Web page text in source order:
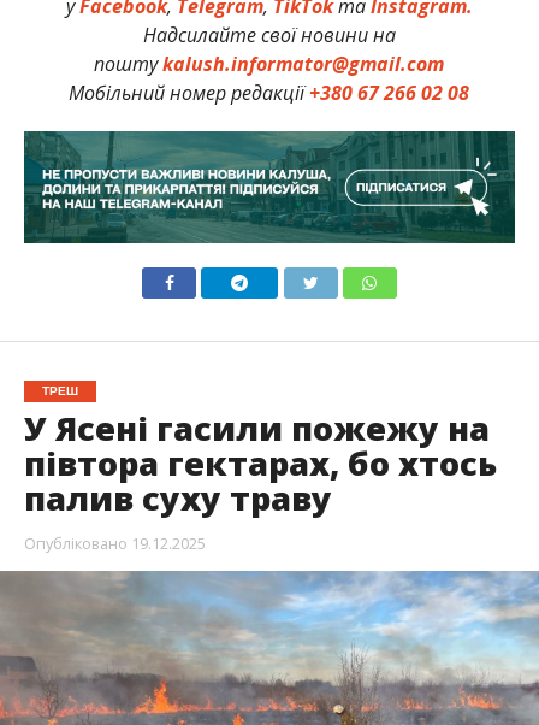
уFacebook, Telegram, TikTokтаInstagram.
Надсилайте свої новини на
поштуkalush.informator@gmail.com
Мобільний номер редакції+380 67 266 02 08
ТРЕШ
У Ясені гасили пожежу на
півтора гектарах, бо хтось
палив суху траву
Опубліковано 19.12.2025